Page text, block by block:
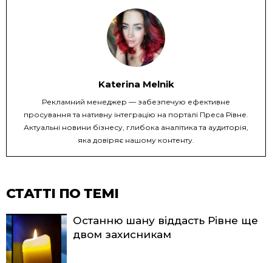
Katerina Melnik
Рекламний менеджер — забезпечую ефективне
просування та нативну інтеграцію на порталі Преса Рівне.
Актуальні новини бізнесу, глибока аналітика та аудиторія,
яка довіряє нашому контенту.
СТАТТІ ПО ТЕМІ
Останню шану віддасть Рівне ще
двом захисникам